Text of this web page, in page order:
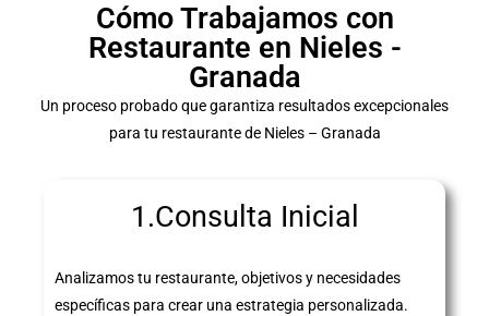
Cómo Trabajamos con
Restaurante en Nieles -
Granada
Un proceso probado que garantiza resultados excepcionales
para tu restaurante de Nieles – Granada
1.Consulta Inicial
Analizamos tu restaurante, objetivos y necesidades
específicas para crear una estrategia personalizada.